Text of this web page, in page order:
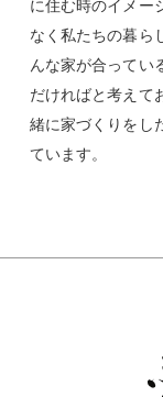
に住む時のイメー
なく私たちの暮ら
んな家が合ってい
だければと考えて
緒に家づくりをし
ています。